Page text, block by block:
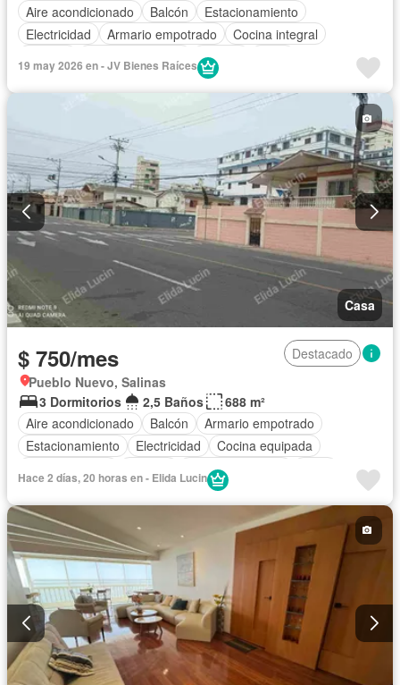
Aire acondicionado
Balcón
Estacionamiento
Electricidad
Armario empotrado
Cocina integral
Jacuzzi
Área para niños
Acceso para personas con discapacidad
Jardín
Parrilla
Gimnasio
Sauna
Piscina
Cancha de tenis
Completamente amoblado
19 may 2026 en - JV Bienes Raíces
Casa
$ 750/mes
Destacado
Pueblo Nuevo, Salinas
3 Dormitorios
2,5 Baños
688 m²
Aire acondicionado
Balcón
Armario empotrado
Estacionamiento
Electricidad
Cocina equipada
Vista panorámica
Solo familias
Completamente amoblado
Hace 2 días, 20 horas en - Elida Lucin